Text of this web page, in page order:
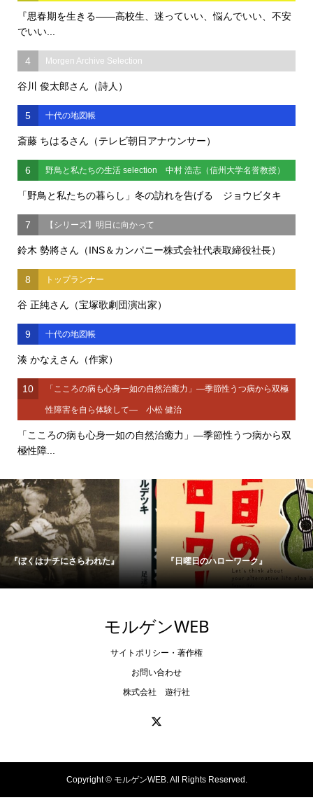
『思春期を生きる――高校生、迷っていい、悩んでいい、不安
でいい...
4 Morgen Archive Selection
谷川 俊太郎さん（詩人）
5 十代の地図帳
斎藤 ちはるさん（テレビ朝日アナウンサー）
6 野鳥と私たちの生活 selection 中村 浩志（信州大学名誉教授）
「野鳥と私たちの暮らし」冬の訪れを告げる ジョウビタキ
7 【シリーズ】明日に向かって
鈴木 勢將さん（INS＆カンパニー株式会社代表取締役社長）
8 トップランナー
谷 正純さん（宝塚歌劇団演出家）
9 十代の地図帳
湊 かなえさん（作家）
10 「こころの病も心身一如の自然治癒力」―季節性うつ病から双極
性障害を自ら体験して― 小松 健治
「こころの病も心身一如の自然治癒力」―季節性うつ病から双
極性障...
『ぼくはナチにさらわれた』 『日曜日のハローワーク』
モルゲンWEB
サイトポリシー・著作権
お問い合わせ
株式会社 遊行社
Copyright ©モルゲンWEB. All Rights Reserved.